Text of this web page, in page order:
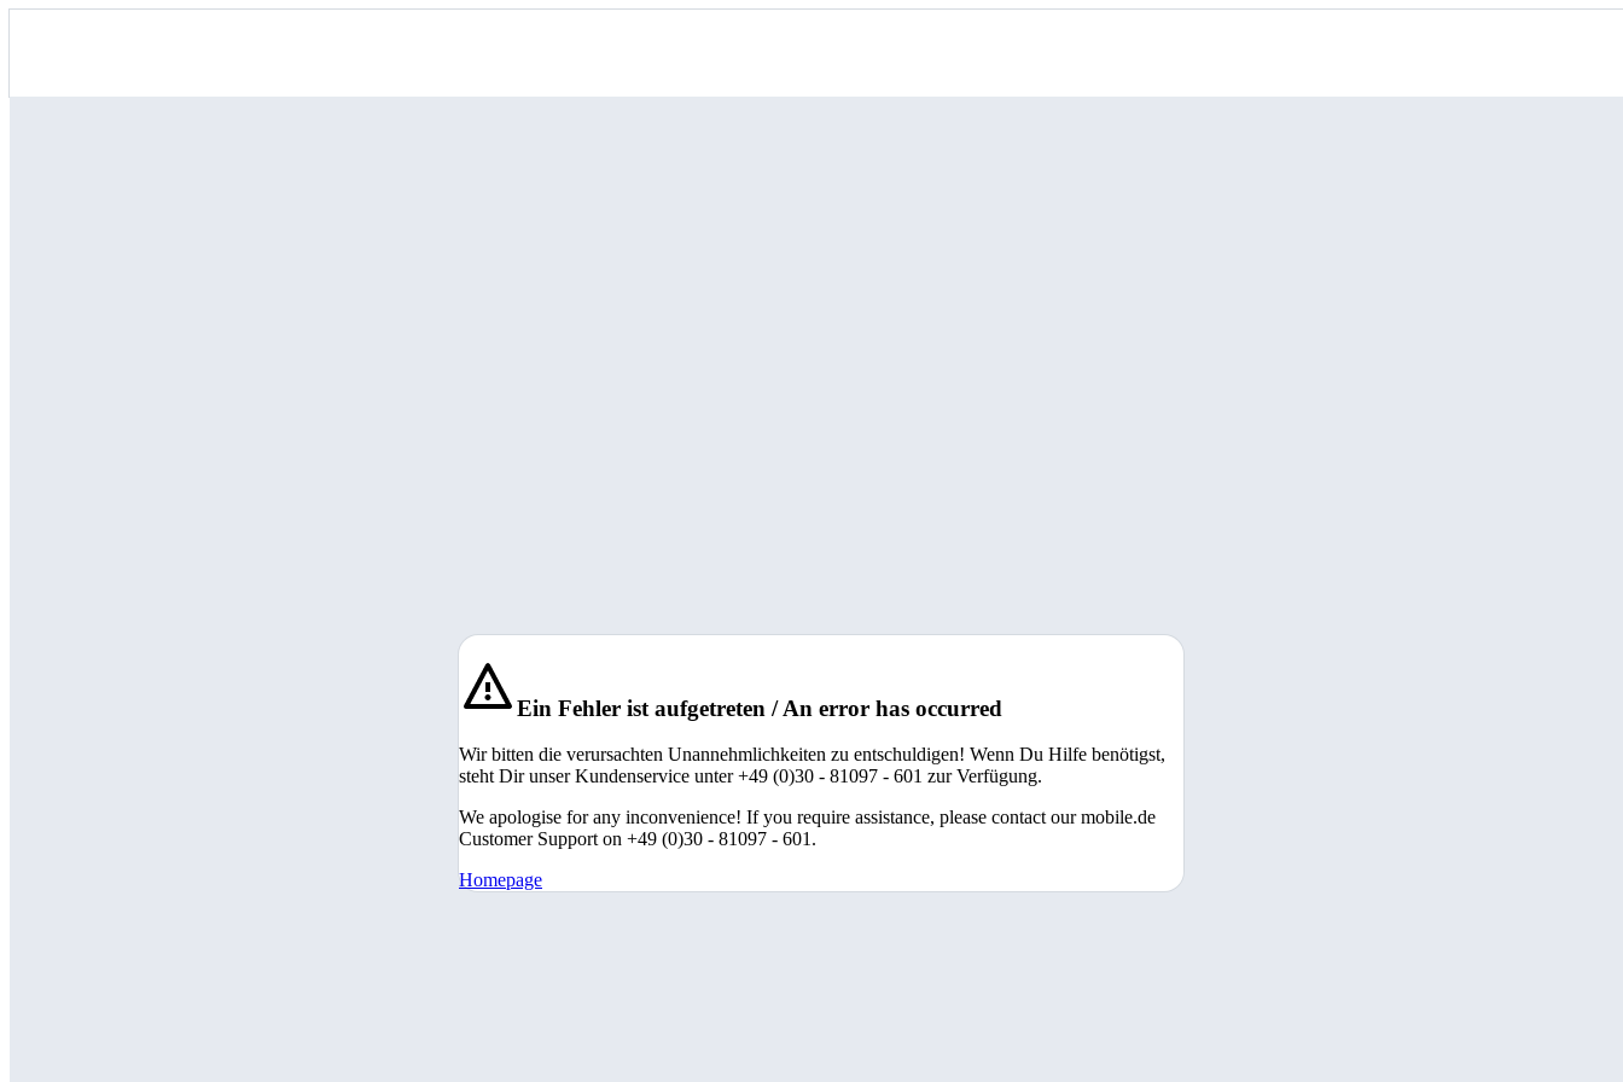
Ein Fehler ist aufgetreten / An error has occurred
Wir bitten die verursachten Unannehmlichkeiten zu entschuldigen! Wenn Du Hilfe benötigst,
steht Dir unser Kundenservice unter +49 (0)30 - 81097 - 601 zur Verfügung.
We apologise for any inconvenience! If you require assistance, please contact our mobile.de
Customer Support on +49 (0)30 - 81097 - 601.
Homepage